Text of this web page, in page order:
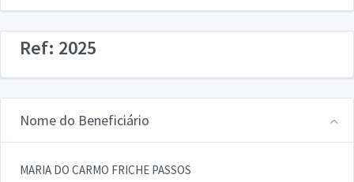
Ref: 2025
Nome do Beneficiário
MARIA DO CARMO FRICHE PASSOS